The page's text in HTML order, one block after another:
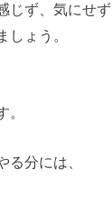
じず、気にせず
しょう。
る分には、